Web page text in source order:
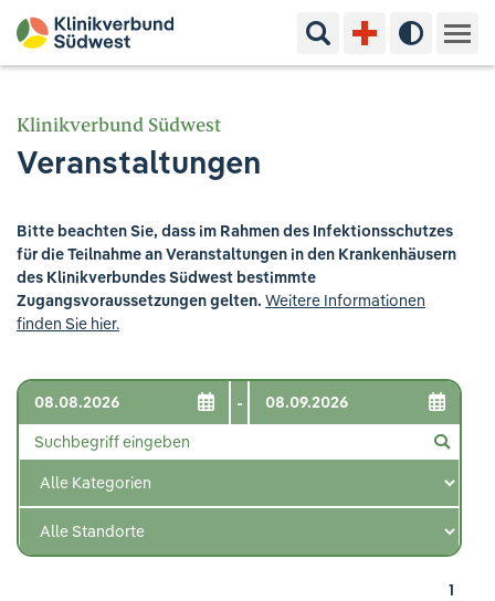
Suchbegriff eingeben
Hoher
Ihr Aufenthalt
Ausbildung & Studium
Jobs & Karriere
Der Klinikverbund Südwest
Standorte & Kontakt
Ihre Meinung ist uns wichtig!
Klinikverbund Südwest
Veranstaltungen
Bitte beachten Sie, dass im Rahmen des Infektionsschutzes
für die Teilnahme an Veranstaltungen in den Krankenhäusern
des Klinikverbundes Südwest bestimmte
Zugangsvoraussetzungen gelten. Weitere Informationen
finden Sie hier.
-
1